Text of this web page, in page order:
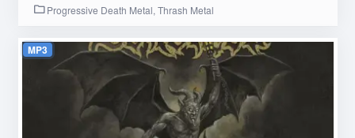
Progressive Death Metal, Thrash Metal
MP3